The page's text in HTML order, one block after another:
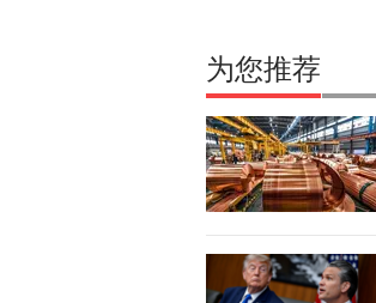
为您推荐